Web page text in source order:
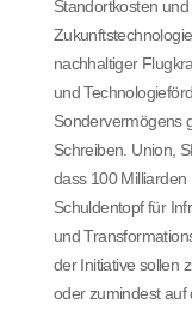
Standortkosten
nachhaltiger
und
Sondervermögens
Schreiben. Union,
dass 100
Schuldentopf für
und
der Initiative sollen
oder zumindest auf